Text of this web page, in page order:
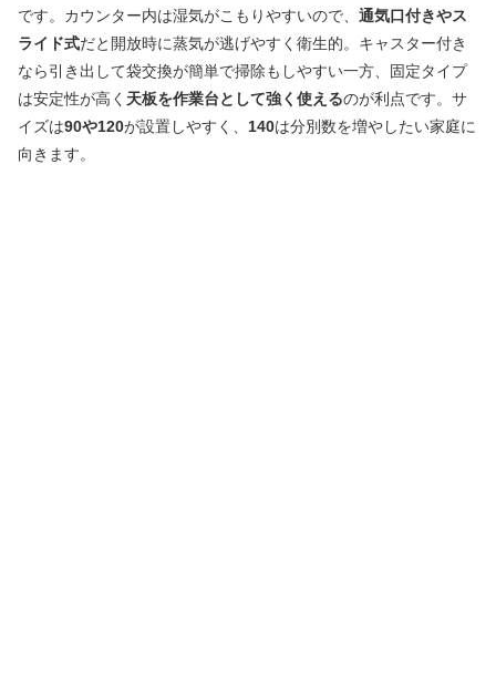
です。カウンター内は湿気がこもりやすいので、 通気口付きやス
ライド式だと開放時に蒸気が逃げやすく衛生的。キャスター付き
なら引き出して袋交換が簡単で掃除もしやすい一方、固定タイプ
は安定性が高く 天板を作業台として強く使えるのが利点です。サ
イズは90や120が設置しやすく、 140は分別数を増やしたい家庭に
向きます。